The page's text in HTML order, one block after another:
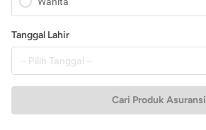
Tanggal Lahir
Cari Produk Asuransi